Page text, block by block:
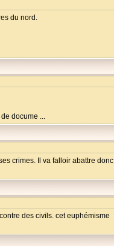
du nord.
docume ...
crimes. Il va falloir abattre donc
des civils. cet euphémisme